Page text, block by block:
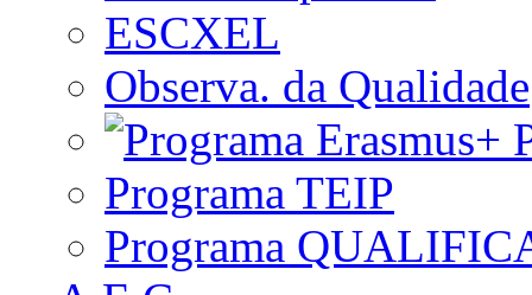
ESCXEL
Observa. da Qualidade
Programa TEIP
Programa